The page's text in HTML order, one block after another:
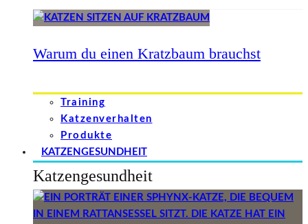
Warum du einen Kratzbaum brauchst
Training
Katzenverhalten
Produkte
KATZENGESUNDHEIT
Katzengesundheit